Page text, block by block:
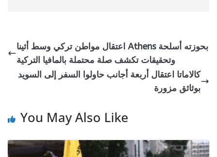
اعتقال مواطن تركي وسط أثينا Athens بحوزته أسلحة
وتحقيقات تكشف صلة محتملة بالمافيا التركية
كالاماتا اعتقال أربعة أجانب حاولوا السفر إلى السويد
بوثائق مزورة
You May Also Like